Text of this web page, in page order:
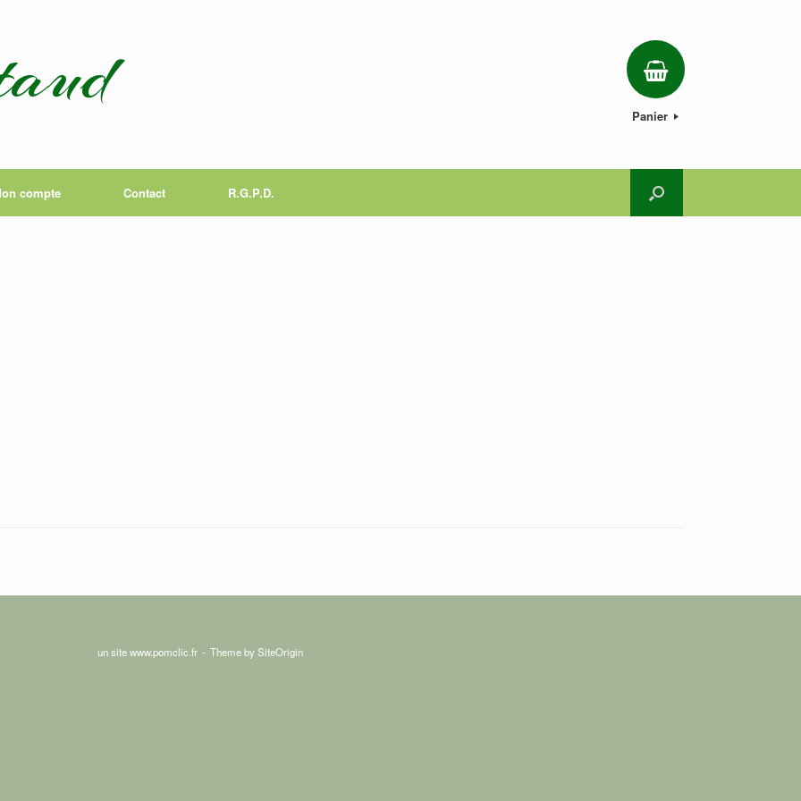
Panier
compte Contact R.G.P.D.
un site www.pomclic.fr Theme bySiteOrigin